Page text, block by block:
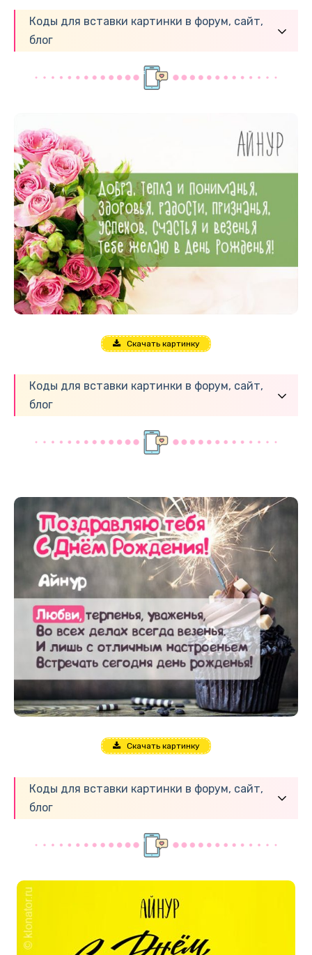
Коды для вставки картинки в форум, сайт,
блог
Скачать картинку
Коды для вставки картинки в форум, сайт,
блог
Скачать картинку
Коды для вставки картинки в форум, сайт,
блог